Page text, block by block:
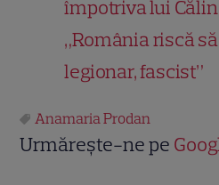
împotriva lui Călin
„România riscă
legionar, fascist”
Anamaria Prodan
Urmărește-ne pe